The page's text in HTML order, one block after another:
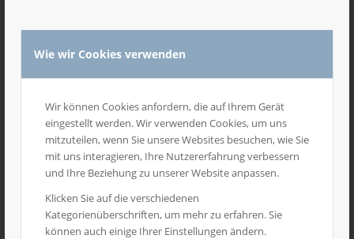
Wie wir Cookies verwenden
Wir können Cookies anfordern, die auf Ihrem Gerät
eingestellt werden. Wir verwenden Cookies, um uns
mitzuteilen, wenn Sie unsere Websites besuchen, wie Sie
mit uns interagieren, Ihre Nutzererfahrung verbessern
und Ihre Beziehung zu unserer Website anpassen.
Klicken Sie auf die verschiedenen
Kategorienüberschriften, um mehr zu erfahren. Sie
können auch einige Ihrer Einstellungen ändern.
Unsere Schulwerbeträger
GESUNDHEITSPOSTER